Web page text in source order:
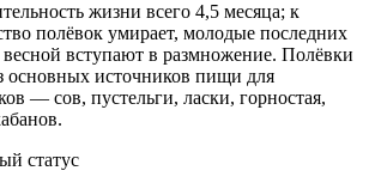
жизни всего 4,5 месяца; к
полёвок умирает, молодые последних
вступают в размножение. Полёвки
основных источников пищи для
— сов, пустельги, ласки, горностая,
статус